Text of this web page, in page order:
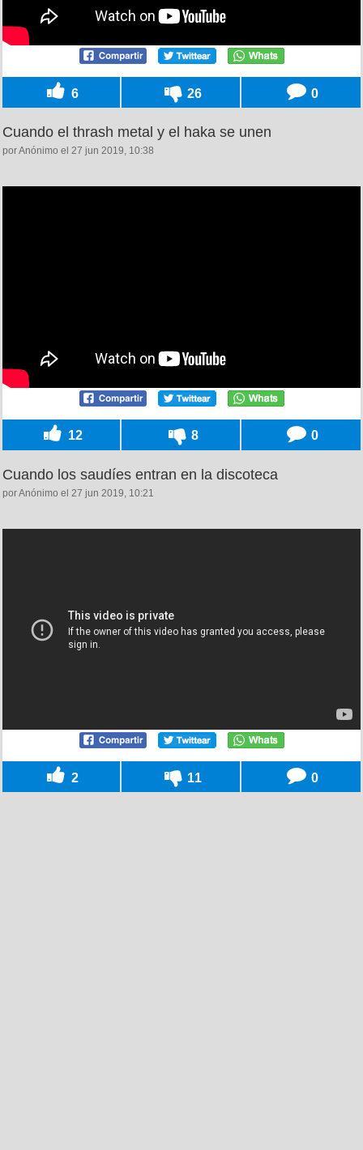
6 26 0
Cuando el thrash metal y el haka se unen
por Anónimo el 27 jun 2019, 10:38
12 8 0
Cuando los saudíes entran en la discoteca
por Anónimo el 27 jun 2019, 10:21
2 11 0